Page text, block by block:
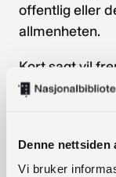
Denne nettsiden
Vi bruker
offentlig eller
allmenheten.
Kort sagt vil
være offentlig.
grupper som